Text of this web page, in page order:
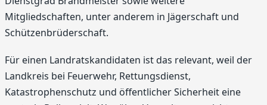
Mitgliedschaften, unter anderem in Jägerschaft und
Schützenbrüderschaft.
Für einen Landratskandidaten ist das relevant, weil der
Landkreis bei Feuerwehr, Rettungsdienst,
Katastrophenschutz und öffentlicher Sicherheit eine